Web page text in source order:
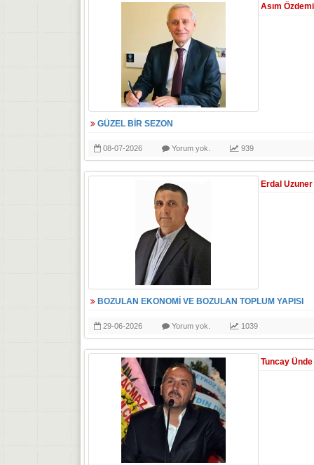
Asım
GÜZEL BİR SEZON
08-07-2026 Yorum yok. 939
Erdal Uzuner
BOZULAN EKONOMİ VE BOZULAN TOPLUM YAPISI
29-06-2026 Yorum yok. 1039
Tuncay Ünde